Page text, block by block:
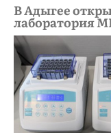
В Адыгее
лаборатория